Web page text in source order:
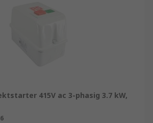
415V ac 3-phasig 3.7 kW,